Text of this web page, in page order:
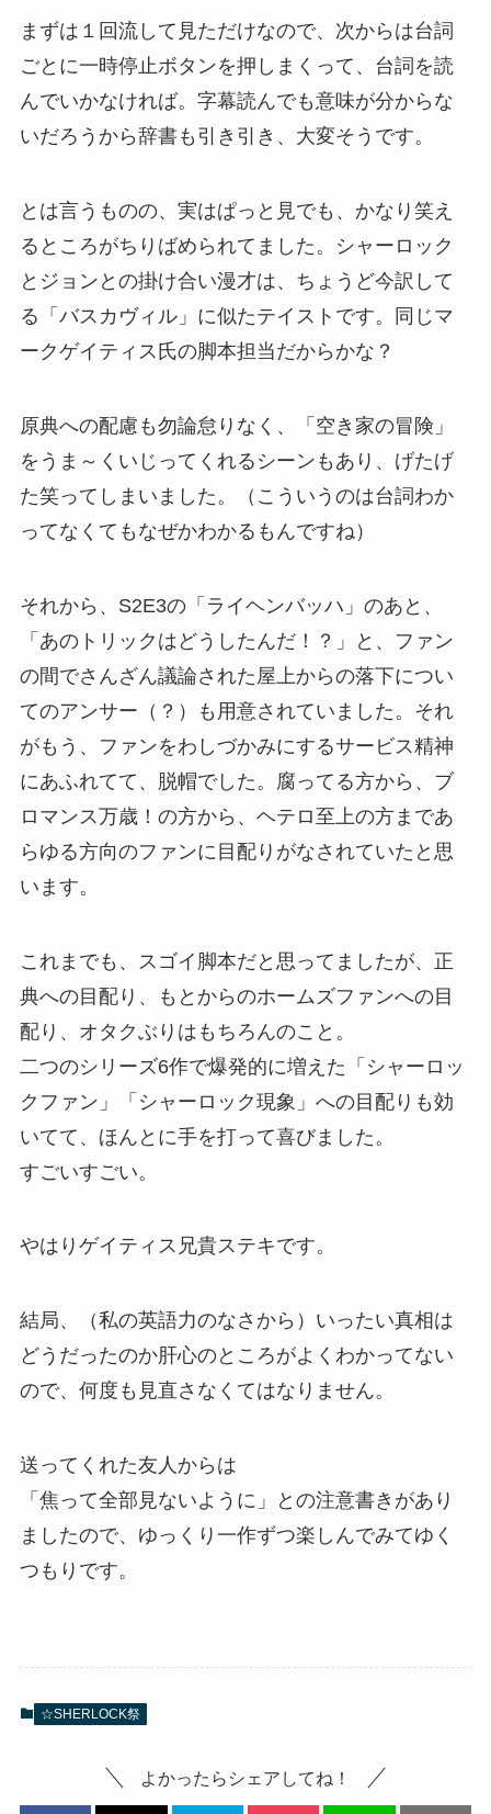
まずは１回流して見ただけなので、次からは台詞
ごとに一時停止ボタンを押しまくって、台詞を読
んでいかなければ。字幕読んでも意味が分からな
いだろうから辞書も引き引き、大変そうです。
とは言うものの、実はぱっと見でも、かなり笑え
るところがちりばめられてました。シャーロック
とジョンとの掛け合い漫才は、ちょうど今訳して
る「バスカヴィル」に似たテイストです。同じマ
ークゲイティス氏の脚本担当だからかな？
原典への配慮も勿論怠りなく、「空き家の冒険」
をうま～くいじってくれるシーンもあり、げたげ
た笑ってしまいました。（こういうのは台詞わか
ってなくてもなぜかわかるもんですね）
それから、S2E3の「ライヘンバッハ」のあと、
「あのトリックはどうしたんだ！？」と、ファン
の間でさんざん議論された屋上からの落下につい
てのアンサー（？）も用意されていました。それ
がもう、ファンをわしづかみにするサービス精神
にあふれてて、脱帽でした。腐ってる方から、ブ
ロマンス万歳！の方から、ヘテロ至上の方まであ
らゆる方向のファンに目配りがなされていたと思
います。
これまでも、スゴイ脚本だと思ってましたが、正
典への目配り、もとからのホームズファンへの目
配り、オタクぶりはもちろんのこと。
二つのシリーズ6作で爆発的に増えた「シャーロッ
クファン」「シャーロック現象」への目配りも効
いてて、ほんとに手を打って喜びました。
すごいすごい。
やはりゲイティス兄貴ステキです。
結局、（私の英語力のなさから）いったい真相は
どうだったのか肝心のところがよくわかってない
ので、何度も見直さなくてはなりません。
送ってくれた友人からは
「焦って全部見ないように」との注意書きがあり
ましたので、ゆっくり一作ずつ楽しんでみてゆく
つもりです。
☆SHERLOCK祭
よかったらシェアしてね！